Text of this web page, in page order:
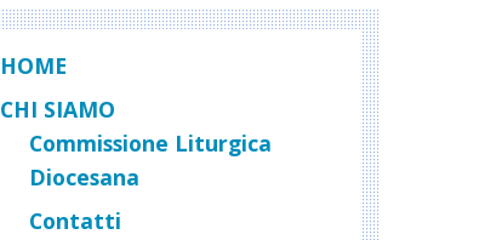
HOME
CHI SIAMO
Commissione Liturgica
Diocesana
Contatti